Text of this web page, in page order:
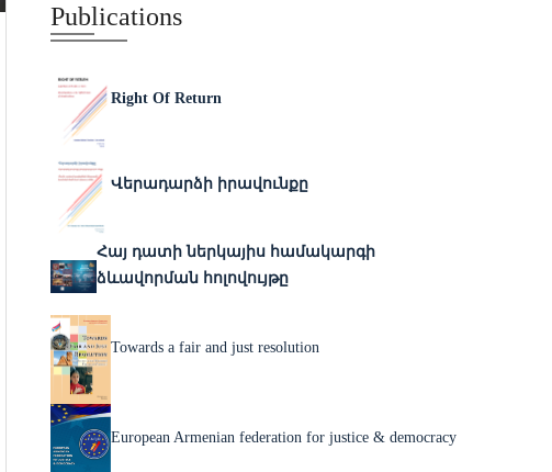
Publications
Right Of Return
Վերադարձի իրավունքը
Հայ դատի ներկայիս համակարգի
ձևավորման հոլովույթը
Towards a fair and just resolution
European Armenian federation for justice & democracy